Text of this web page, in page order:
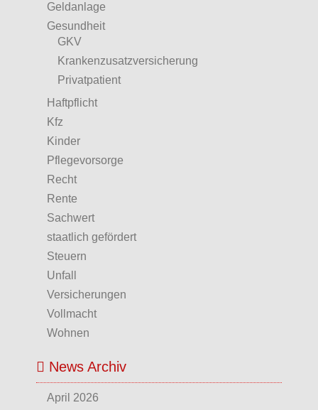
Geldanlage
Gesundheit
GKV
Krankenzusatzversicherung
Privatpatient
Haftpflicht
Kfz
Kinder
Pflegevorsorge
Recht
Rente
Sachwert
staatlich gefördert
Steuern
Unfall
Versicherungen
Vollmacht
Wohnen
News Archiv
April 2026